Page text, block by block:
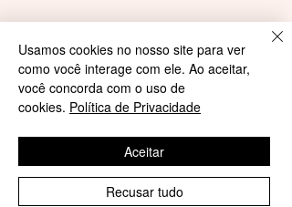
O Horas da Vida se orgulha de ter
Usamos cookies no nosso site para ver
como você interage com ele. Ao aceitar,
você concorda com o uso de
cookies. Política de Privacidade
Recusar tudo
Aceitar